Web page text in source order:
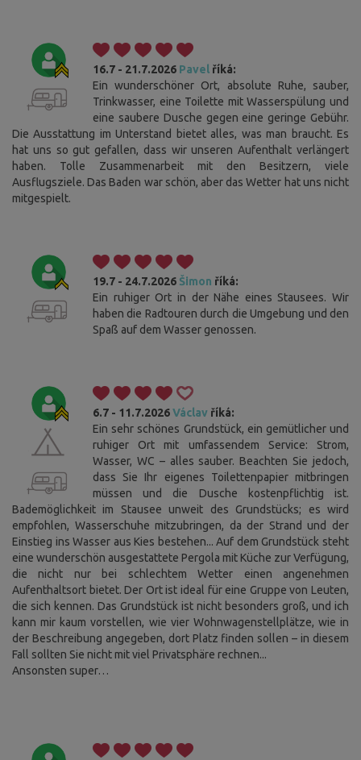
16.7 - 21.7.2026 Pavel říká:
Ein wunderschöner Ort, absolute Ruhe, sauber,
Trinkwasser, eine Toilette mit Wasserspülung und
eine saubere Dusche gegen eine geringe Gebühr.
Die Ausstattung im Unterstand bietet alles, was man braucht. Es
hat uns so gut gefallen, dass wir unseren Aufenthalt verlängert
haben. Tolle Zusammenarbeit mit den Besitzern, viele
Ausflugsziele. Das Baden war schön, aber das Wetter hat uns nicht
mitgespielt.
19.7 - 24.7.2026 Šimon říká:
Ein ruhiger Ort in der Nähe eines Stausees. Wir
haben die Radtouren durch die Umgebung und den
Spaß auf dem Wasser genossen.
6.7 - 11.7.2026Václav říká:
Ein sehr schönes Grundstück, ein gemütlicher und
ruhiger Ort mit umfassendem Service: Strom,
Wasser, WC – alles sauber. Beachten Sie jedoch,
dass Sie Ihr eigenes Toilettenpapier mitbringen
müssen und die Dusche kostenpflichtig ist.
Bademöglichkeit im Stausee unweit des Grundstücks; es wird
empfohlen, Wasserschuhe mitzubringen, da der Strand und der
Einstieg ins Wasser aus Kies bestehen... Auf dem Grundstück steht
eine wunderschön ausgestattete Pergola mit Küche zur Verfügung,
die nicht nur bei schlechtem Wetter einen angenehmen
Aufenthaltsort bietet. Der Ort ist ideal für eine Gruppe von Leuten,
die sich kennen. Das Grundstück ist nicht besonders groß, und ich
kann mir kaum vorstellen, wie vier Wohnwagenstellplätze, wie in
der Beschreibung angegeben, dort Platz finden sollen – in diesem
Fall sollten Sie nicht mit viel Privatsphäre rechnen...
Ansonsten super…